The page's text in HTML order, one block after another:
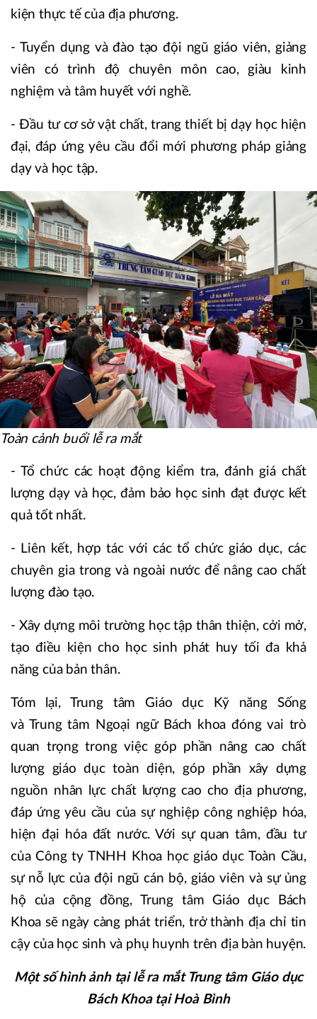
kiện thực tế của địa phương.
- Tuyển dụng và đào tạo đội ngũ giáo viên, giảng
viên có trình độ chuyên môn cao, giàu kinh
nghiệm và tâm huyết với nghề.
- Đầu tư cơ sở vật chất, trang thiết bị dạy học hiện
đại, đáp ứng yêu cầu đổi mới phương pháp giảng
dạy và học tập.
Toàn cảnh buổi lễ ra mắt
- Tổ chức các hoạt động kiểm tra, đánh giá chất
lượng dạy và học, đảm bảo học sinh đạt được kết
quả tốt nhất.
- Liên kết, hợp tác với các tổ chức giáo dục, các
chuyên gia trong và ngoài nước để nâng cao chất
lượng đào tạo.
- Xây dựng môi trường học tập thân thiện, cởi mở,
tạo điều kiện cho học sinh phát huy tối đa khả
năng của bản thân.
Tóm lại, Trung tâm Giáo dục Kỹ năng Sống
và Trung tâm Ngoại ngữ Bách khoa đóng vai trò
quan trọng trong việc góp phần nâng cao chất
lượng giáo dục toàn diện, góp phần xây dựng
nguồn nhân lực chất lượng cao cho địa phương,
đáp ứng yêu cầu của sự nghiệp công nghiệp hóa,
hiện đại hóa đất nước. Với sự quan tâm, đầu tư
của Công ty TNHH Khoa học giáo dục Toàn Cầu,
sự nỗ lực của đội ngũ cán bộ, giáo viên và sự ủng
hộ của cộng đồng, Trung tâm Giáo dục Bách
Khoa sẽ ngày càng phát triển, trở thành địa chỉ tin
cậy của học sinh và phụ huynh trên địa bàn huyện.
Một số hình ảnh tại lễ ra mắt Trung tâm Giáo dục
Bách Khoa tại Hoà Bình